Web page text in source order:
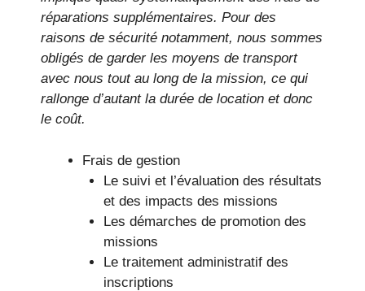
réparations supplémentaires. Pour des
raisons de sécurité notamment, nous sommes
obligés de garder les moyens de transport
avec nous tout au long de la mission, ce qui
rallonge d’autant la durée de location et donc
le coût.
Frais de gestion
Le suivi et l’évaluation des résultats
et des impacts des missions
Les démarches de promotion des
missions
Le traitement administratif des
inscriptions